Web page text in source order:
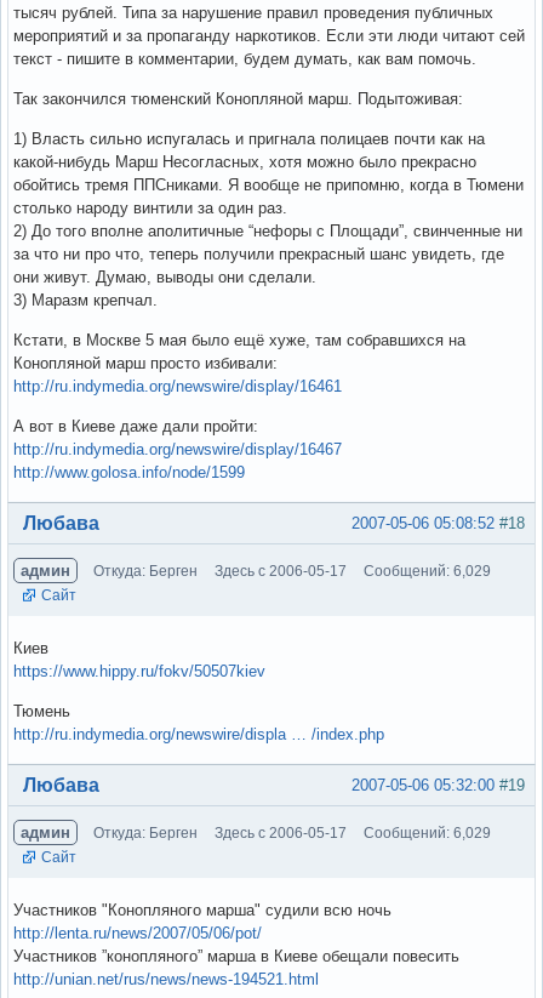
тысяч рублей. Типа за нарушение правил проведения публичных
мероприятий и за пропаганду наркотиков. Если эти люди читают сей
текст - пишите в комментарии, будем думать, как вам помочь.
Так закончился тюменский Конопляной марш. Подытоживая:
1) Власть сильно испугалась и пригнала полицаев почти как на
какой-нибудь Марш Несогласных, хотя можно было прекрасно
обойтись тремя ППСниками. Я вообще не припомню, когда в Тюмени
столько народу винтили за один раз.
2) До того вполне аполитичные “нефоры с Площади”, свинченные ни
за что ни про что, теперь получили прекрасный шанс увидеть, где
они живут. Думаю, выводы они сделали.
3) Маразм крепчал.
Кстати, в Москве 5 мая было ещё хуже, там собравшихся на
Конопляной марш просто избивали:
http://ru.indymedia.org/newswire/display/16461
А вот в Киеве даже дали пройти:
http://ru.indymedia.org/newswire/display/16467
http://www.golosa.info/node/1599
Вне форума #18
2007-05-06 05:08:52
Любава
админ Откуда: Берген Здесь с 2006-05-17
Сообщений: 6,029
Сайт
Киев
https://www.hippy.ru/fokv/50507kiev
Тюмень
http://ru.indymedia.org/newswire/displa … /index.php
Вне форума #19
2007-05-06 05:32:00
Любава
админ Откуда: Берген Здесь с 2006-05-17
Сообщений: 6,029
Сайт
Участников "Конопляного марша" судили всю ночь
http://lenta.ru/news/2007/05/06/pot/
Участников ”конопляного” марша в Киеве обещали повесить
http://unian.net/rus/news/news-194521.html